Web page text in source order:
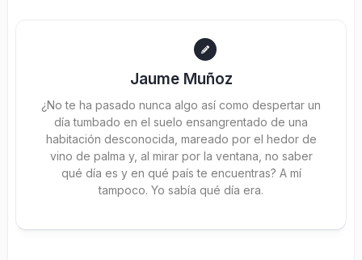
Jaume Muñoz
¿No te ha pasado nunca algo así como despertar un
día tumbado en el suelo ensangrentado de una
habitación desconocida, mareado por el hedor de
vino de palma y, al mirar por la ventana, no saber
qué día es y en qué país te encuentras? A mí
tampoco. Yo sabía qué día era.